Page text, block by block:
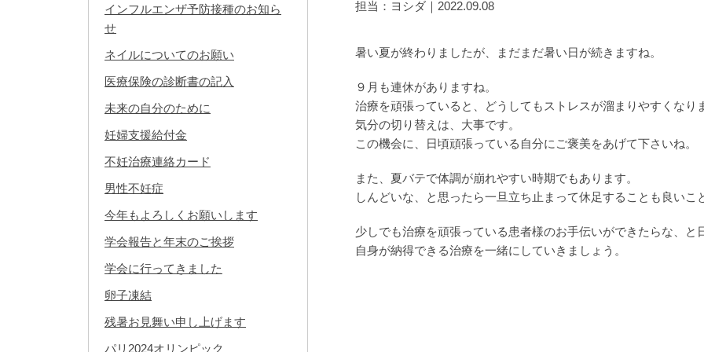
担当：ヨシダ｜2022.09.08
暑い夏が終わりましたが、まだまだ暑い日が続きますね。
９月も連休がありますね。
治療を頑張っていると、どうしてもストレスが溜まりやすくなり
気分の切り替えは、大事です。
この機会に、日頃頑張っている自分にご褒美をあげて下さいね。
また、夏バテで体調が崩れやすい時期でもあります。
しんどいな、と思ったら一旦立ち止まって休足することも良いこ
少しでも治療を頑張っている患者様のお手伝いができたらな、と
自身が納得できる治療を一緒にしていきましょう。
インフルエンザ予防接種のお知ら
せ
ネイルについてのお願い
医療保険の診断書の記入
未来の自分のために
妊婦支援給付金
不妊治療連絡カード
男性不妊症
今年もよろしくお願いします
学会報告と年末のご挨拶
学会に行ってきました
卵子凍結
残暑お見舞い申し上げます
パリ2024オリンピック